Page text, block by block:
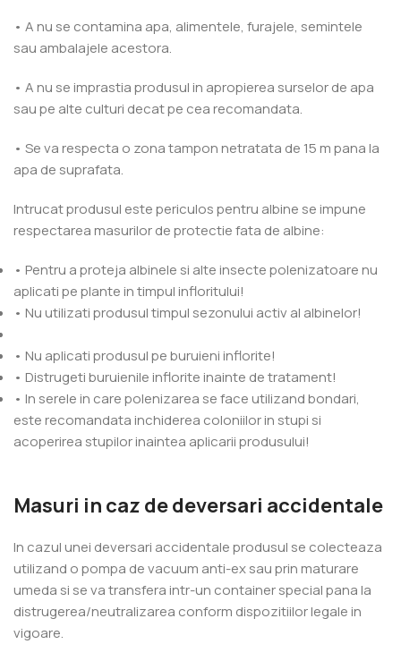
• A nu se contamina apa, alimentele, furajele, semintele
sau ambalajele acestora.
• A nu se imprastia produsul in apropierea surselor de apa
sau pe alte culturi decat pe cea recomandata.
• Se va respecta o zona tampon netratata de 15 m pana la
apa de suprafata.
Intrucat produsul este periculos pentru albine se impune
respectarea masurilor de protectie fata de albine:
• Pentru a proteja albinele si alte insecte polenizatoare nu
aplicati pe plante in timpul infloritului!
• Nu utilizati produsul timpul sezonului activ al albinelor!
• Nu aplicati produsul pe buruieni inflorite!
• Distrugeti buruienile inflorite inainte de tratament!
• In serele in care polenizarea se face utilizand bondari,
este recomandata inchiderea coloniilor in stupi si
acoperirea stupilor inaintea aplicarii produsului!
Masuri in caz de deversari accidentale
In cazul unei deversari accidentale produsul se colecteaza
utilizand o pompa de vacuum anti-ex sau prin maturare
umeda si se va transfera intr-un container special pana la
distrugerea/neutralizarea conform dispozitiilor legale in
vigoare.